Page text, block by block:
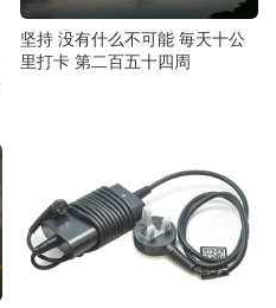
坚持 没有什么不可能 毎天十公
里打卡 第二百五十四周